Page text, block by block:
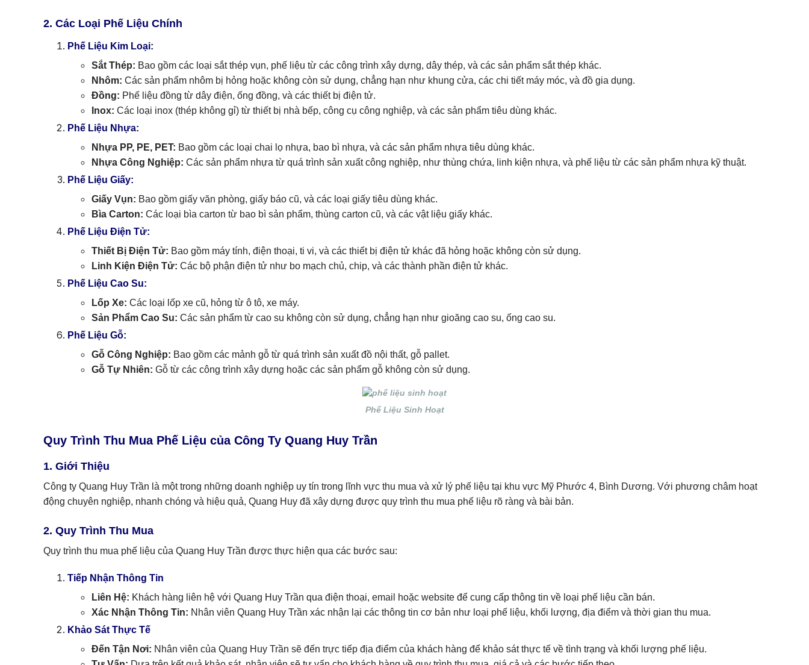
2. Các Loại Phế Liệu Chính
Phế Liệu Kim Loại:
Sắt Thép: Bao gồm các loại sắt thép vụn, phế liệu từ các công trình xây dựng, dây thép, và các sản phẩm sắt thép khác.
Nhôm: Các sản phẩm nhôm bị hỏng hoặc không còn sử dụng, chẳng hạn như khung cửa, các chi tiết máy móc, và đồ gia dụng.
Đồng: Phế liệu đồng từ dây điện, ống đồng, và các thiết bị điện tử.
Inox: Các loại inox (thép không gỉ) từ thiết bị nhà bếp, công cụ công nghiệp, và các sản phẩm tiêu dùng khác.
Phế Liệu Nhựa:
Nhựa PP, PE, PET: Bao gồm các loại chai lọ nhựa, bao bì nhựa, và các sản phẩm nhựa tiêu dùng khác.
Nhựa Công Nghiệp: Các sản phẩm nhựa từ quá trình sản xuất công nghiệp, như thùng chứa, linh kiện nhựa, và phế liệu từ các sản phẩm nhựa kỹ thuật.
Phế Liệu Giấy:
Giấy Vụn: Bao gồm giấy văn phòng, giấy báo cũ, và các loại giấy tiêu dùng khác.
Bìa Carton: Các loại bìa carton từ bao bì sản phẩm, thùng carton cũ, và các vật liệu giấy khác.
Phế Liệu Điện Tử:
Thiết Bị Điện Tử: Bao gồm máy tính, điện thoại, ti vi, và các thiết bị điện tử khác đã hỏng hoặc không còn sử dụng.
Linh Kiện Điện Tử: Các bộ phận điện tử như bo mạch chủ, chip, và các thành phần điện tử khác.
Phế Liệu Cao Su:
Lốp Xe: Các loại lốp xe cũ, hỏng từ ô tô, xe máy.
Sản Phẩm Cao Su: Các sản phẩm từ cao su không còn sử dụng, chẳng hạn như gioăng cao su, ống cao su.
Phế Liệu Gỗ:
Gỗ Công Nghiệp: Bao gồm các mảnh gỗ từ quá trình sản xuất đồ nội thất, gỗ pallet.
Gỗ Tự Nhiên: Gỗ từ các công trình xây dựng hoặc các sản phẩm gỗ không còn sử dụng.
Phế Liệu Sinh Hoạt
Quy Trình Thu Mua Phế Liệu của Công Ty Quang Huy Trần
1. Giới Thiệu
Công ty Quang Huy Trần là một trong những doanh nghiệp uy tín trong lĩnh vực thu mua và xử lý phế liệu tại khu vực Mỹ Phước 4, Bình Dương. Với phương châm hoạt
động chuyên nghiệp, nhanh chóng và hiệu quả, Quang Huy đã xây dựng được quy trình thu mua phế liệu rõ ràng và bài bản.
2. Quy Trình Thu Mua
Quy trình thu mua phế liệu của Quang Huy Trần được thực hiện qua các bước sau:
Tiếp Nhận Thông Tin
Liên Hệ: Khách hàng liên hệ với Quang Huy Trần qua điện thoại, email hoặc website để cung cấp thông tin về loại phế liệu cần bán.
Xác Nhận Thông Tin: Nhân viên Quang Huy Trần xác nhận lại các thông tin cơ bản như loại phế liệu, khối lượng, địa điểm và thời gian thu mua.
Khảo Sát Thực Tế
Đến Tận Nơi: Nhân viên của Quang Huy Trần sẽ đến trực tiếp địa điểm của khách hàng để khảo sát thực tế về tình trạng và khối lượng phế liệu.